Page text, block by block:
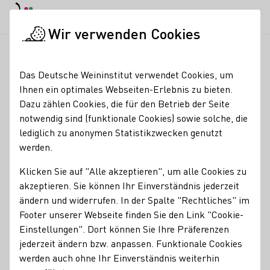
Weingut Schneiderfritz
GbR
Erzeugnisse
Sekt Vegan Wein Traubensaft Roséwein
Mitgliedschaften
Generation Riesling Wine in Moderation (WiM)
Services
Wir verwenden Cookies
Das Deutsche Weininstitut verwendet Cookies, um
Ihnen ein optimales Webseiten-Erlebnis zu bieten.
Dazu zählen Cookies, die für den Betrieb der Seite
notwendig sind (funktionale Cookies) sowie solche, die
lediglich zu anonymen Statistikzwecken genutzt
werden.
Klicken Sie auf "Alle akzeptieren", um alle Cookies zu
akzeptieren. Sie können Ihr Einverständnis jederzeit
ändern und widerrufen. In der Spalte "Rechtliches" im
Footer unserer Webseite finden Sie den Link "Cookie-
Einstellungen". Dort können Sie Ihre Präferenzen
jederzeit ändern bzw. anpassen. Funktionale Cookies
werden auch ohne Ihr Einverständnis weiterhin